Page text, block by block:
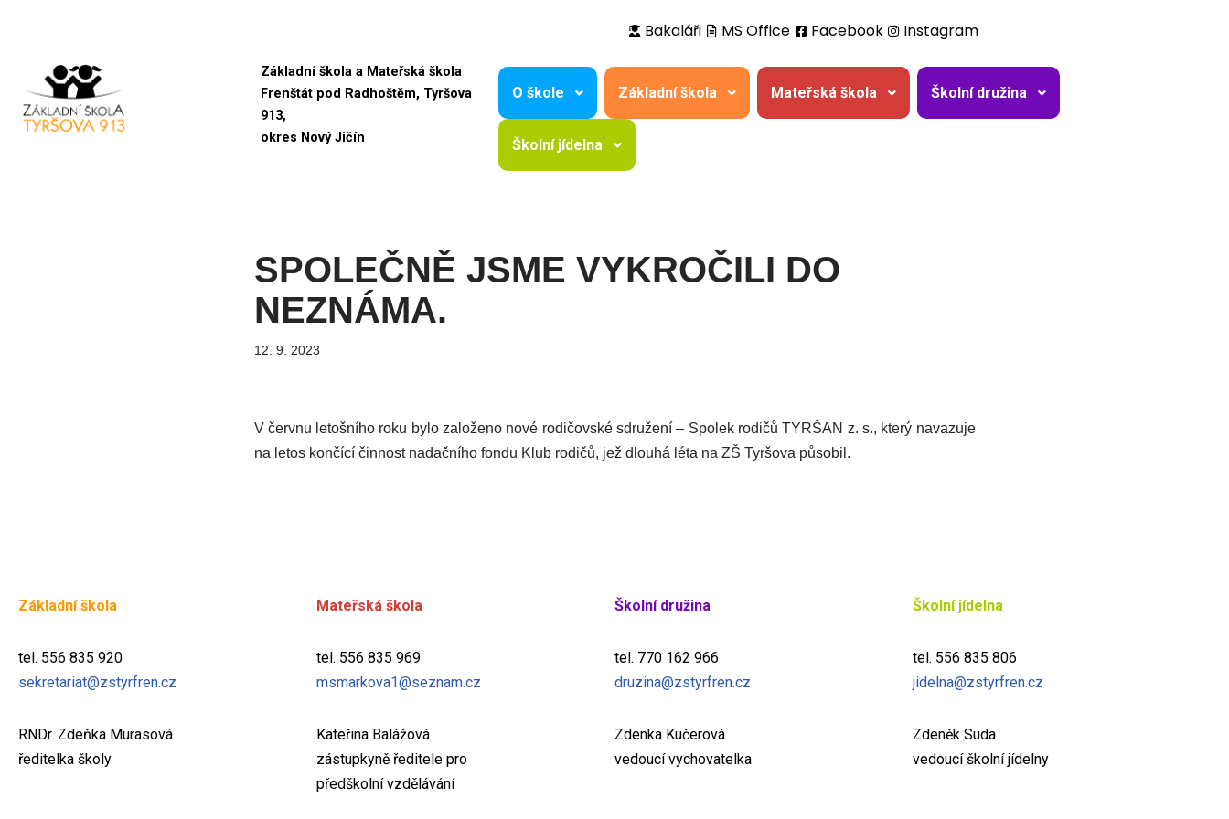
obsah
Bakaláři MS Office Facebook Instagram
Základní škola a Mateřská škola
Frenštát pod Radhoštěm, Tyršova
913,
okres Nový Jičín
O škole Základní škola Mateřská škola Školní družina
Školní jídelna
SPOLEČNĚ JSME VYKROČILI DO
NEZNÁMA.
12. 9. 2023
V červnu letošního roku bylo založeno nové rodičovské sdružení – Spolek rodičů TYRŠAN z. s., který navazuje
na letos končící činnost nadačního fondu Klub rodičů, jež dlouhá léta na ZŠ Tyršova působil.
Základní škola
tel. 556 835 920
sekretariat@zstyrfren.cz
RNDr. Zdeňka Murasová
ředitelka školy
Mateřská škola
tel. 556 835 969
msmarkova1@seznam.cz
Kateřina Balážová
zástupkyně ředitele pro
předškolní vzdělávání
Školní družina
tel. 770 162 966
druzina@zstyrfren.cz
Zdenka Kučerová
vedoucí vychovatelka
Školní jídelna
tel. 556 835 806
jidelna@zstyrfren.cz
Zdeněk Suda
vedoucí školní jídelny